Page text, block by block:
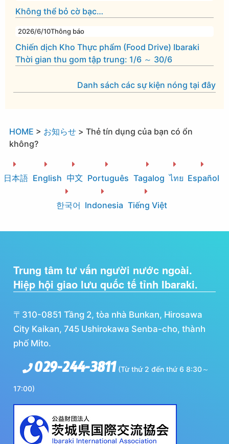
Không thể bỏ cờ bạc…
2026/6/10Thông báo
Chiến dịch Kho Thực phẩm (Food Drive) Ibaraki
Thời gian thu gom tập trung: 1/6 ～ 30/6
Danh sách các sự kiện nóng tại đây
HOME > お知らせ > Thẻ tín dụng của bạn có ổn
không?
日本語 English 中文 Português Tagalog ไทย Español
한국어 Indonesia Tiếng Việt
Trung tâm tư vấn người nước ngoài.
Hiệp hội giao lưu quốc tế tỉnh Ibaraki.
〒310-0851 Tầng 2, tòa nhà Bunkan, Hirosawa
City Kaikan, 745 Ushirokawa Senba-cho, thành
phố Mito.
029-244-3811 (Từ thứ 2 đến thứ 6 8:30～
17:00)